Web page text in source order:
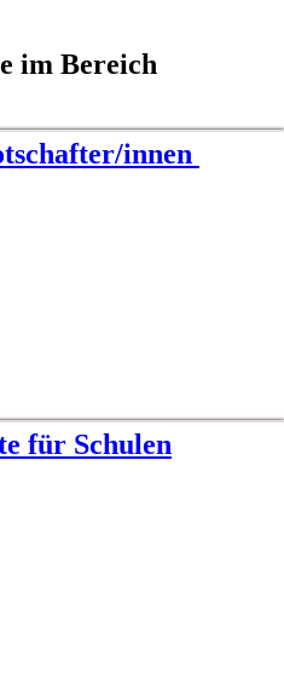
im Bereich
innen
für Schulen